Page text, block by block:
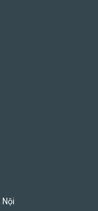
Nội